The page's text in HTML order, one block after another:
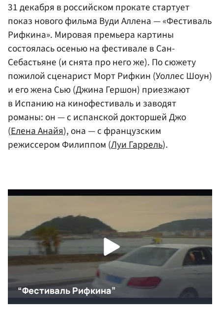
31 декабря в российском прокате стартует
показ нового фильма Вуди Аллена — «Фестиваль
Рифкина». Мировая премьера картины
состоялась осенью на фестивале в Сан-
Себастьяне (и снята про него же). По сюжету
пожилой сценарист Морт Рифкин (Уоллес Шоун)
и его жена Сью (Джина Гершон) приезжают
в Испанию на кинофестиваль и заводят
романы: он — с испанской докторшей Джо
(Елена Анайя), она — с французским
режиссером Филиппом (Луи Гаррель).